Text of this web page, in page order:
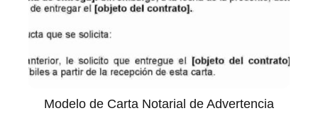
Modelo de Carta Notarial de Advertencia